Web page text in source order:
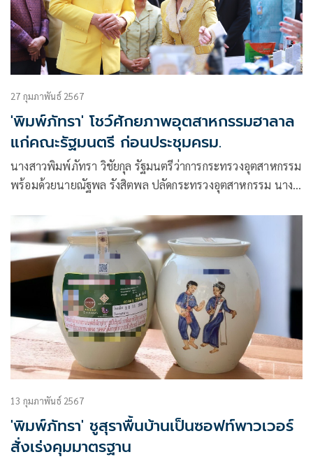
27 กุมภาพันธ์ 2567
'พิมพ์ภัทรา' โชว์ศักยภาพอุตสาหกรรมฮาลาล
แก่คณะรัฐมนตรี ก่อนประชุมครม.
นางสาวพิมพ์ภัทรา วิชัยกุล รัฐมนตรีว่าการกระทรวงอุตสาหกรรม
พร้อมด้วยนายณัฐพล รังสิตพล ปลัดกระทรวงอุตสาหกรรม นาง
นางอรรชกา สีบุญเรือง ประธานกรรมการสถาบันอาหาร นางศุภ
วรรณ ตีระรัตน์ ผู้อำนวยการสถาบันอาหาร
13 กุมภาพันธ์ 2567
'พิมพ์ภัทรา' ชูสุราพื้นบ้านเป็นซอฟท์พาวเวอร์
สั่งเร่งคุมมาตรฐาน